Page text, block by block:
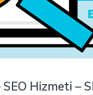
Hizmeti –